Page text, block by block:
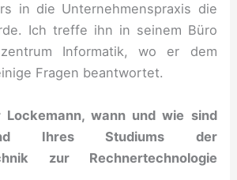
in die Unternehmenspraxis die
Ich treffe ihn in seinem Büro
Informatik, wo er dem
Fragen beantwortet.
Lockemann, wann und wie sind
Ihres Studiums der
zur Rechnertechnologie